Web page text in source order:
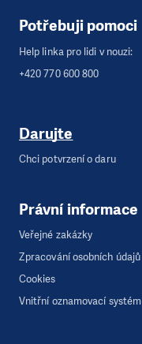
Potřebuji pomoci
Help linka pro lidi v nouzi:
+420 770 600 800
Darujte
Chci potvrzení o daru
Právní informace
Veřejné zakázky
Zpracování osobních údajů
Cookies
Vnitřní oznamovací systém